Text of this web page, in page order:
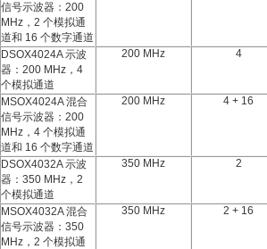
信号示波器：200
MHz，2 个模拟通
道和 16 个数字通道
DSOX4024A 示波
器：200 MHz，4
个模拟通道
200 MHz 4
MSOX4024A 混合
信号示波器：200
MHz，4 个模拟通
道和 16 个数字通道
200 MHz 4 + 16
DSOX4032A 示波
器：350 MHz，2
个模拟通道
350 MHz 2
MSOX4032A 混合
信号示波器：350
MHz，2 个模拟通
350 MHz 2 + 16